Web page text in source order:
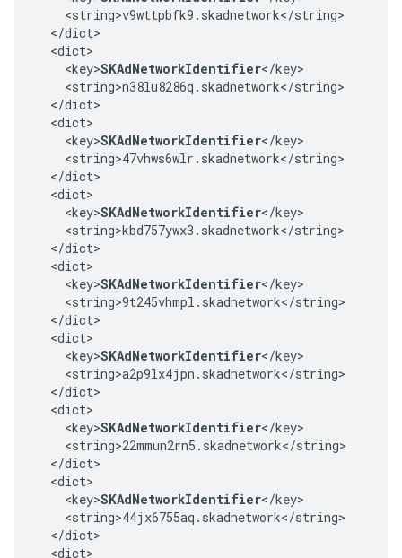
    <string>v9wttpbfk9.skadnetwork</string>
  </dict>
  <dict>
    <key>
SKAdNetworkIdentifier</key>
    <string>n38lu8286q.skadnetwork</string>
  </dict>
  <dict>
    <key>
SKAdNetworkIdentifier</key>
    <string>47vhws6wlr.skadnetwork</string>
  </dict>
  <dict>
    <key>
SKAdNetworkIdentifier</key>
    <string>kbd757ywx3.skadnetwork</string>
  </dict>
  <dict>
    <key>
SKAdNetworkIdentifier</key>
    <string>9t245vhmpl.skadnetwork</string>
  </dict>
  <dict>
    <key>
SKAdNetworkIdentifier</key>
    <string>a2p9lx4jpn.skadnetwork</string>
  </dict>
  <dict>
    <key>
SKAdNetworkIdentifier</key>
    <string>22mmun2rn5.skadnetwork</string>
  </dict>
  <dict>
    <key>
SKAdNetworkIdentifier</key>
    <string>44jx6755aq.skadnetwork</string>
  </dict>
  <dict>